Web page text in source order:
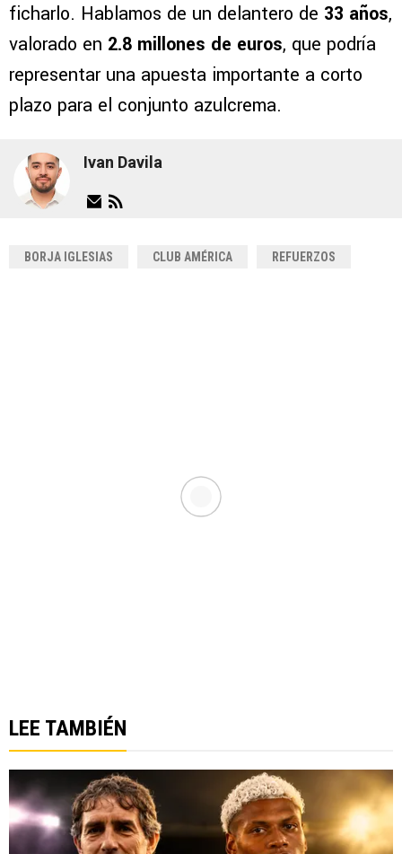
ficharlo. Hablamos de un delantero de 33 años,
valorado en 2.8 millones de euros, que podría
representar una apuesta importante a corto
plazo para el conjunto azulcrema.
Ivan Davila
BORJA IGLESIAS CLUB AMÉRICA REFUERZOS